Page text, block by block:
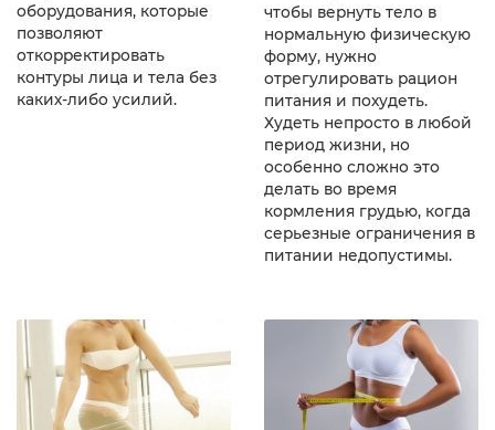
оборудования, которые
позволяют
откорректировать
контуры лица и тела без
каких-либо усилий.
чтобы вернуть тело в
нормальную физическую
форму, нужно
отрегулировать рацион
питания и похудеть.
Худеть непросто в любой
период жизни, но
особенно сложно это
делать во время
кормления грудью, когда
серьезные ограничения в
питании недопустимы.